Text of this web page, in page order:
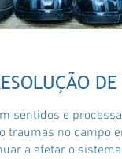
sentidos e
no campo
a afetar o